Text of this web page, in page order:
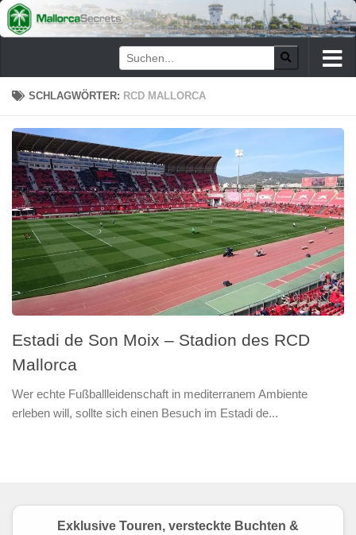
Zum Inhalt springen
SCHLAGWÖRTER: RCD MALLORCA
Estadi de Son Moix – Stadion des RCD
Mallorca
Wer echte Fußballleidenschaft in mediterranem Ambiente
erleben will, sollte sich einen Besuch im Estadi de...
Exklusive Touren, versteckte Buchten &